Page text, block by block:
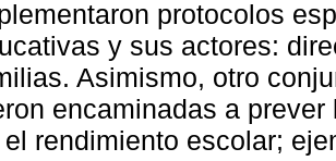
protocolos
y sus actores:
Asimismo, otro
encaminadas a
el rendimiento escolar;